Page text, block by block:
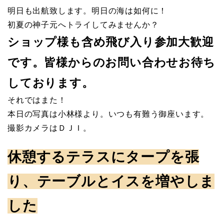
明日も出航致します。明日の海は如何に！
初夏の神子元へトライしてみませんか？
ショップ様も含め飛び入り参加大歓迎
です。皆様からのお問い合わせお待ち
しております。
それではまた！
本日の写真は小林様より。いつも有難う御座います。
撮影カメラはＤＪＩ。
休憩するテラスにタープを張
り、テーブルとイスを増やしま
した